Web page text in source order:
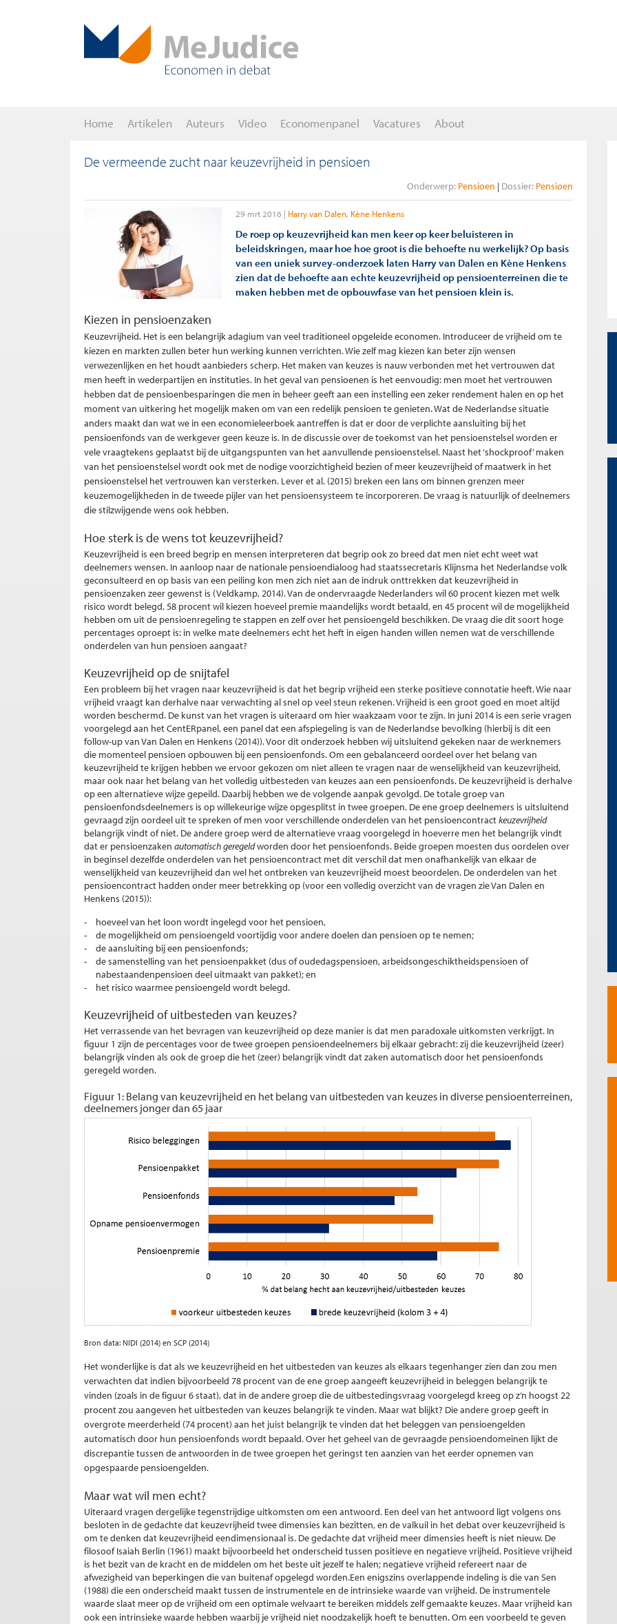
Home Artikelen Auteurs Video Economenpanel Vacatures About
De vermeende zucht naar keuzevrijheid in pensioen
Onderwerp: Pensioen Dossier: Pensioen
29 mrt 2016 Harry van Dalen Kène Henkens
De roep op keuzevrijheid kan men keer op keer beluisteren in
beleidskringen, maar hoe hoe groot is die behoefte nu werkelijk? Op basis
van een uniek survey-onderzoek laten Harry van Dalen en Kène Henkens
zien dat de behoefte aan echte keuzevrijheid op pensioenterreinen die te
maken hebben met de opbouwfase van het pensioen klein is.
Kiezen in pensioenzaken
Keuzevrijheid. Het is een belangrijk adagium van veel traditioneel opgeleide economen. Introduceer de vrijheid om te
kiezen en markten zullen beter hun werking kunnen verrichten. Wie zelf mag kiezen kan beter zijn wensen
verwezenlijken en het houdt aanbieders scherp. Het maken van keuzes is nauw verbonden met het vertrouwen dat
men heeft in wederpartijen en instituties. In het geval van pensioenen is het eenvoudig: men moet het vertrouwen
hebben dat de pensioenbesparingen die men in beheer geeft aan een instelling een zeker rendement halen en op het
moment van uitkering het mogelijk maken om van een redelijk pensioen te genieten. Wat de Nederlandse situatie
anders maakt dan wat we in een economieleerboek aantreffen is dat er door de verplichte aansluiting bij het
pensioenfonds van de werkgever geen keuze is. In de discussie over de toekomst van het pensioenstelsel worden er
vele vraagtekens geplaatst bij de uitgangspunten van het aanvullende pensioenstelsel. Naast het ‘shockproof’ maken
van het pensioenstelsel wordt ook met de nodige voorzichtigheid bezien of meer keuzevrijheid of maatwerk in het
pensioenstelsel het vertrouwen kan versterken. Lever et al. (2015) breken een lans om binnen grenzen meer
keuzemogelijkheden in de tweede pijler van het pensioensysteem te incorporeren. De vraag is natuurlijk of deelnemers
die stilzwijgende wens ook hebben.
Hoe sterk is de wens tot keuzevrijheid?
Keuzevrijheid is een breed begrip en mensen interpreteren dat begrip ook zo breed dat men niet echt weet wat
deelnemers wensen. In aanloop naar de nationale pensioendialoog had staatssecretaris Klijnsma het Nederlandse volk
geconsulteerd en op basis van een peiling kon men zich niet aan de indruk onttrekken dat keuzevrijheid in
pensioenzaken zeer gewenst is (Veldkamp, 2014). Van de ondervraagde Nederlanders wil 60 procent kiezen met welk
risico wordt belegd, 58 procent wil kiezen hoeveel premie maandelijks wordt betaald, en 45 procent wil de mogelijkheid
hebben om uit de pensioenregeling te stappen en zelf over het pensioengeld beschikken. De vraag die dit soort hoge
percentages oproept is: in welke mate deelnemers echt het heft in eigen handen willen nemen wat de verschillende
onderdelen van hun pensioen aangaat?
Keuzevrijheid op de snijtafel
Een probleem bij het vragen naar keuzevrijheid is dat het begrip vrijheid een sterke positieve connotatie heeft. Wie naar
vrijheid vraagt kan derhalve naar verwachting al snel op veel steun rekenen. Vrijheid is een groot goed en moet altijd
worden beschermd. De kunst van het vragen is uiteraard om hier waakzaam voor te zijn. In juni 2014 is een serie vragen
voorgelegd aan het CentERpanel, een panel dat een afspiegeling is van de Nederlandse bevolking (hierbij is dit een
follow-up van Van Dalen en Henkens (2014)). Voor dit onderzoek hebben wij uitsluitend gekeken naar de werknemers
die momenteel pensioen opbouwen bij een pensioenfonds. Om een gebalanceerd oordeel over het belang van
keuzevrijheid te krijgen hebben we ervoor gekozen om niet alleen te vragen naar de wenselijkheid van keuzevrijheid,
maar ook naar het belang van het volledig uitbesteden van keuzes aan een pensioenfonds. De keuzevrijheid is derhalve
op een alternatieve wijze gepeild. Daarbij hebben we de volgende aanpak gevolgd. De totale groep van
pensioenfondsdeelnemers is op willekeurige wijze opgesplitst in twee groepen. De ene groep deelnemers is uitsluitend
gevraagd zijn oordeel uit te spreken of men voor verschillende onderdelen van het pensioencontractkeuzevrijheid
belangrijk vindt of niet. De andere groep werd de alternatieve vraag voorgelegd in hoeverre men het belangrijk vindt
dat er pensioenzaken automatisch geregeldworden door het pensioenfonds. Beide groepen moesten dus oordelen over
in beginsel dezelfde onderdelen van het pensioencontract met dit verschil dat men onafhankelijk van elkaar de
wenselijkheid van keuzevrijheid dan wel het ontbreken van keuzevrijheid moest beoordelen. De onderdelen van het
pensioencontract hadden onder meer betrekking op (voor een volledig overzicht van de vragen zie Van Dalen en
Henkens (2015)):
hoeveel van het loon wordt ingelegd voor het pensioen,
de mogelijkheid om pensioengeld voortijdig voor andere doelen dan pensioen op te nemen;
de aansluiting bij een pensioenfonds;
de samenstelling van het pensioenpakket (dus of oudedagspensioen, arbeidsongeschiktheidspensioen of
nabestaandenpensioen deel uitmaakt van pakket); en
het risico waarmee pensioengeld wordt belegd.
Keuzevrijheid of uitbesteden van keuzes?
Het verrassende van het bevragen van keuzevrijheid op deze manier is dat men paradoxale uitkomsten verkrijgt. In
figuur 1 zijn de percentages voor de twee groepen pensioendeelnemers bij elkaar gebracht: zij die keuzevrijheid (zeer)
belangrijk vinden als ook de groep die het (zeer) belangrijk vindt dat zaken automatisch door het pensioenfonds
geregeld worden.
Figuur 1: Belang van keuzevrijheid en het belang van uitbesteden van keuzes in diverse pensioenterreinen,
deelnemers jonger dan 65 jaar
Bron data: NIDI (2014) en SCP (2014)
Het wonderlijke is dat als we keuzevrijheid en het uitbesteden van keuzes als elkaars tegenhanger zien dan zou men
verwachten dat indien bijvoorbeeld 78 procent van de ene groep aangeeft keuzevrijheid in beleggen belangrijk te
vinden (zoals in de figuur 6 staat), dat in de andere groep die de uitbestedingsvraag voorgelegd kreeg op z’n hoogst 22
procent zou aangeven het uitbesteden van keuzes belangrijk te vinden. Maar wat blijkt? Die andere groep geeft in
overgrote meerderheid (74 procent) aan het juist belangrijk te vinden dat het beleggen van pensioengelden
automatisch door hun pensioenfonds wordt bepaald. Over het geheel van de gevraagde pensioendomeinen lijkt de
discrepantie tussen de antwoorden in de twee groepen het geringst ten aanzien van het eerder opnemen van
opgespaarde pensioengelden.
Maar wat wil men echt?
Uiteraard vragen dergelijke tegenstrijdige uitkomsten om een antwoord. Een deel van het antwoord ligt volgens ons
besloten in de gedachte dat keuzevrijheid twee dimensies kan bezitten, en de valkuil in het debat over keuzevrijheid is
om te denken dat keuzevrijheid eendimensionaal is. De gedachte dat vrijheid meer dimensies heeft is niet nieuw. De
filosoof Isaiah Berlin (1961) maakt bijvoorbeeld het onderscheid tussen positieve en negatieve vrijheid. Positieve vrijheid
is het bezit van de kracht en de middelen om het beste uit jezelf te halen; negatieve vrijheid refereert naar de
afwezigheid van beperkingen die van buitenaf opgelegd worden.Een enigszins overlappende indeling is die van Sen
(1988) die een onderscheid maakt tussen de instrumentele en de intrinsieke waarde van vrijheid. De instrumentele
waarde slaat meer op de vrijheid om een optimale welvaart te bereiken middels zelf gemaakte keuzes. Maar vrijheid kan
ook een intrinsieke waarde hebben waarbij je vrijheid niet noodzakelijk hoeft te benutten.Om een voorbeeld te geven